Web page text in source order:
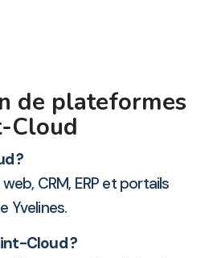
de plateformes
Cloud
?
CRM, ERP et portails
Yvelines.
Cloud ?